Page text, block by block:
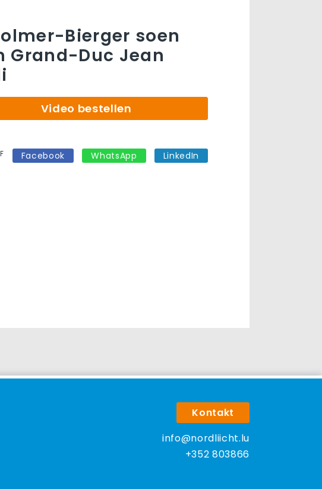
Bierger soen
Grand-Duc Jean
Video bestellen
Facebook WhatsApp LinkedIn
Kontakt
info@nordliicht.lu
+352 803866